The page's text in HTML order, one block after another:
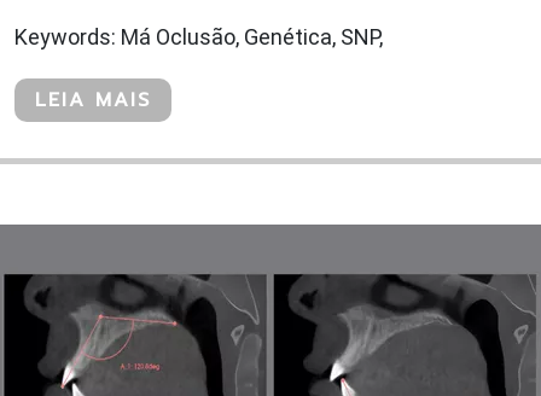
Keywords: Má Oclusão, Genética, SNP,
LEIA MAIS